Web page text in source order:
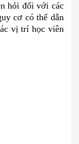
hỏi đối với các
cơ có thể dẫn
vị trí học viên